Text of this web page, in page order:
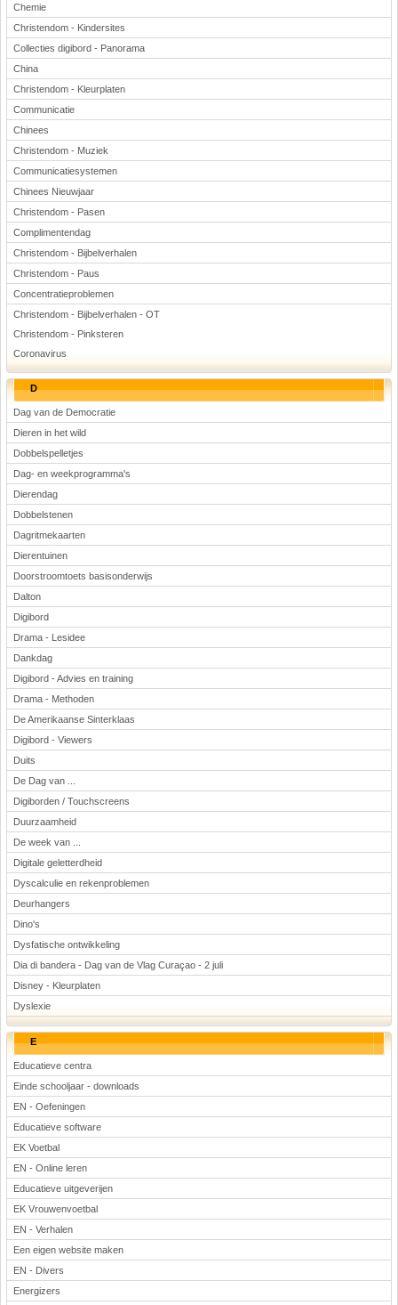
Chemie
Christendom - Kindersites
Collecties digibord - Panorama
China
Christendom - Kleurplaten
Communicatie
Chinees
Christendom - Muziek
Communicatiesystemen
Chinees Nieuwjaar
Christendom - Pasen
Complimentendag
Christendom - Bijbelverhalen
Christendom - Paus
Concentratieproblemen
Christendom - Bijbelverhalen - OT
Christendom - Pinksteren
Coronavirus
D
Dag van de Democratie
Dieren in het wild
Dobbelspelletjes
Dag- en weekprogramma's
Dierendag
Dobbelstenen
Dagritmekaarten
Dierentuinen
Doorstroomtoets basisonderwijs
Dalton
Digibord
Drama - Lesidee
Dankdag
Digibord - Advies en training
Drama - Methoden
De Amerikaanse Sinterklaas
Digibord - Viewers
Duits
De Dag van ...
Digiborden / Touchscreens
Duurzaamheid
De week van ...
Digitale geletterdheid
Dyscalculie en rekenproblemen
Deurhangers
Dino's
Dysfatische ontwikkeling
Dia di bandera - Dag van de Vlag Curaçao - 2 juli
Disney - Kleurplaten
Dyslexie
E
Educatieve centra
Einde schooljaar - downloads
EN - Oefeningen
Educatieve software
EK Voetbal
EN - Online leren
Educatieve uitgeverijen
EK Vrouwenvoetbal
EN - Verhalen
Een eigen website maken
EN - Divers
Energizers